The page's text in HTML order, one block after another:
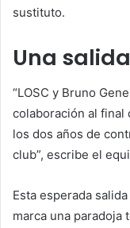
sustituto.
Una
“LOSC y Bruno
colaboración al final
los dos años de
club”, escribe el
Esta esperada
marca una paradoja